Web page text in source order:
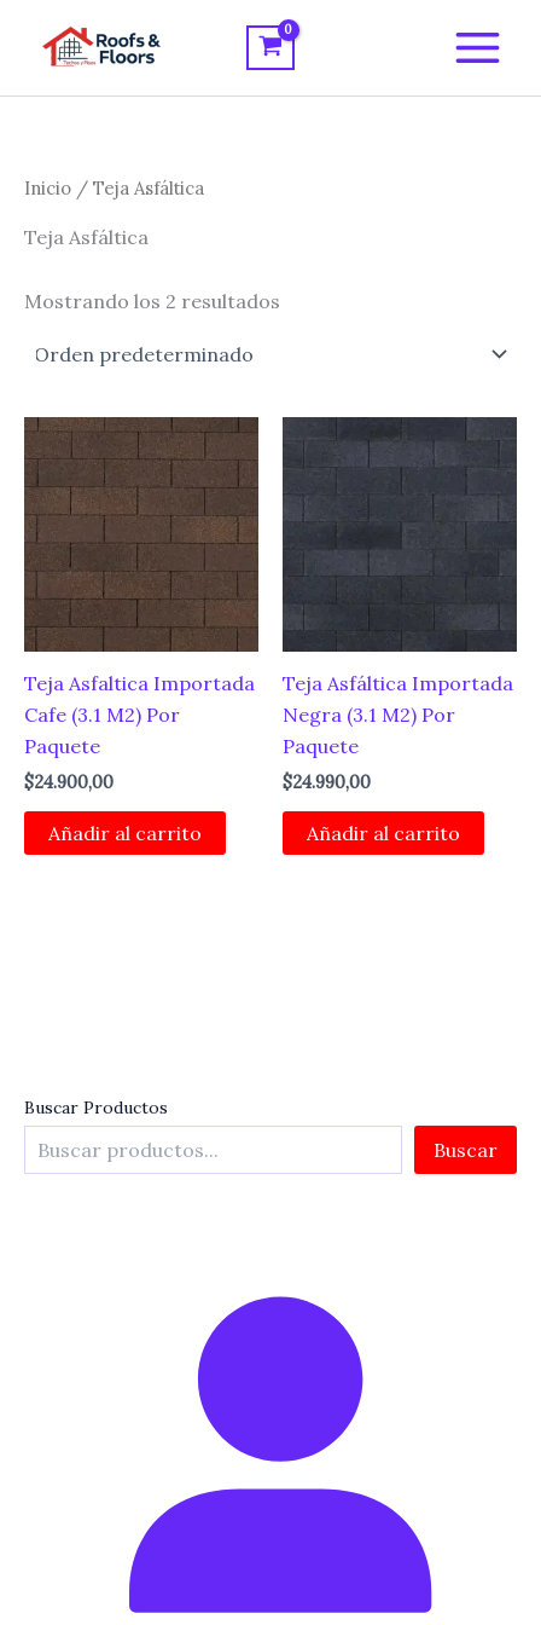
Buscar Productos
Buscar
Inicio / Teja Asfáltica
Teja Asfáltica
Mostrando los 2 resultados
Teja Asfaltica Importada
Cafe (3.1 M2) Por
Paquete
$24.900,00
Añadir al carrito
Teja Asfáltica Importada
Negra (3.1 M2) Por
Paquete
$24.990,00
Añadir al carrito